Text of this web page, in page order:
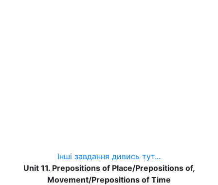
Інші завдання дивись тут...
Unit 11. Prepositions of Place/Prepositions of,
Movement/Prepositions of Time